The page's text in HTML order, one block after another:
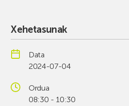
Xehetasunak
Data
2024-07-04
Ordua
08:30 - 10:30